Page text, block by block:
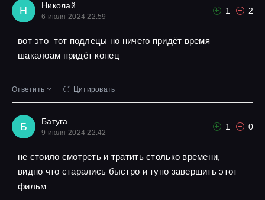
Н Николай
6 июля 2024 22:59
1 2
вот это тот подлецы но ничего придёт время
шакалоам придёт конец
Ответить Цитировать
Б Батуга
9 июля 2024 22:42
1 0
не стоило смотреть и тратить столько времени,
видно что старались быстро и тупо завершить этот
фильм